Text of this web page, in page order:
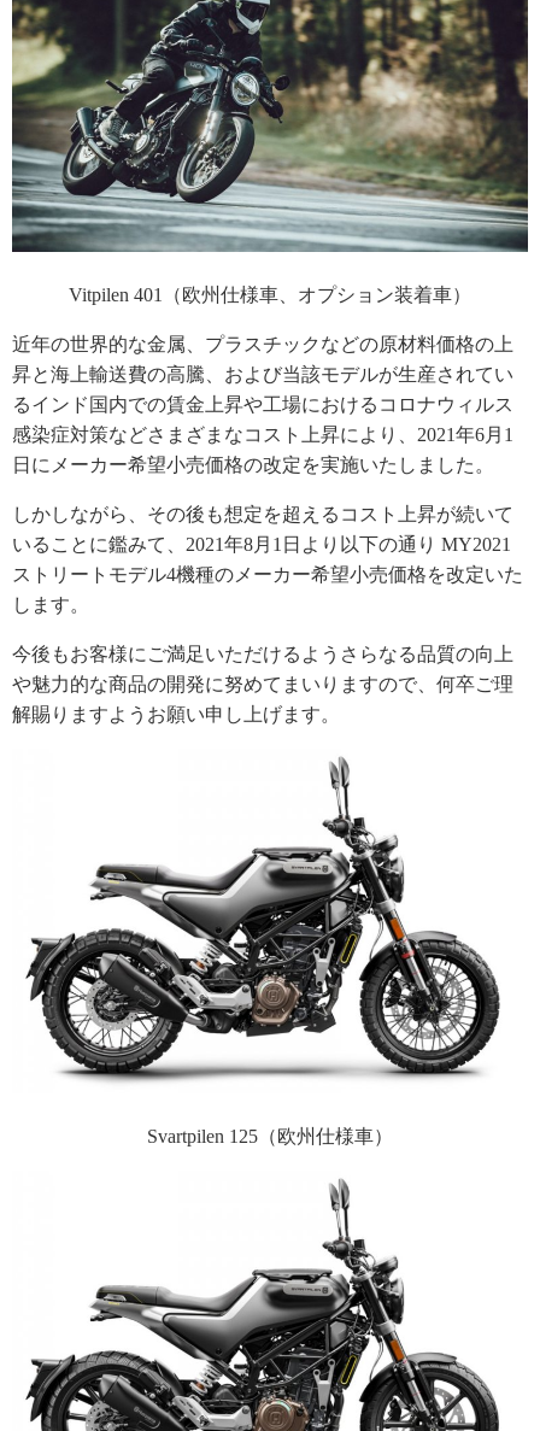
Vitpilen 401（欧州仕様車、オプション装着車）
近年の世界的な金属、プラスチックなどの原材料価格の上
昇と海上輸送費の高騰、および当該モデルが生産されてい
るインド国内での賃金上昇や工場におけるコロナウィルス
感染症対策などさまざまなコスト上昇により、2021年6月1
日にメーカー希望小売価格の改定を実施いたしました。
しかしながら、その後も想定を超えるコスト上昇が続いて
いることに鑑みて、2021年8月1日より以下の通り MY2021
ストリートモデル4機種のメーカー希望小売価格を改定いた
します。
今後もお客様にご満足いただけるようさらなる品質の向上
や魅力的な商品の開発に努めてまいりますので、何卒ご理
解賜りますようお願い申し上げます。
Svartpilen 125（欧州仕様車）